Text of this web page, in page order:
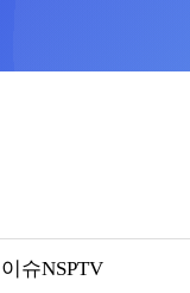
이슈NSPTV